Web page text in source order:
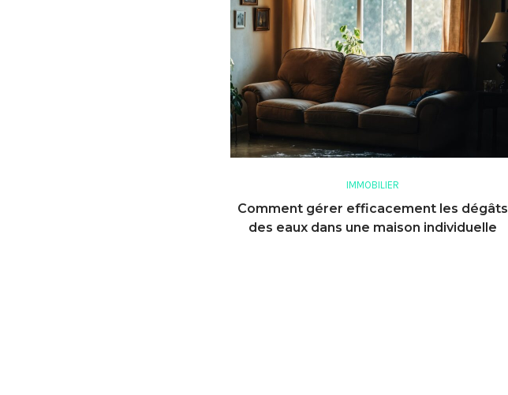
IMMOBILIER
Comment gérer efficacement les dégâts
des eaux dans une maison individuelle